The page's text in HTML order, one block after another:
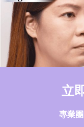
立
專業